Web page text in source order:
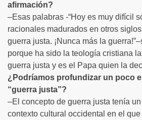
afirmación?
–Esas palabras -“Hoy es muy difícil
racionales madurados en otros
guerra justa. ¡Nunca más la
porque ha sido la teología cristiana
guerra justa y es el Papa quien la
¿Podríamos profundizar un poco
“guerra justa”?
–El concepto de guerra justa tenía
contexto cultural occidental en el